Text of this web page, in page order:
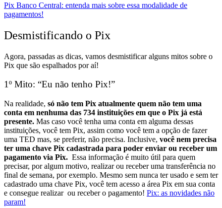
Pix Banco Central: entenda mais sobre essa modalidade de
pagamentos!
Desmistificando o Pix
Agora, passadas as dicas, vamos desmistificar alguns mitos sobre o
Pix que são espalhados por aí!
1º Mito: “Eu não tenho Pix!”
Na realidade, só não tem Pix atualmente quem não tem uma
conta em nenhuma das 734 instituições em que o Pix já está
presente. Mas caso você tenha uma conta em alguma dessas
instituições, você tem Pix, assim como você tem a opção de fazer
uma TED mas, se preferir, não precisa. Inclusive, você nem precisa
ter uma chave Pix cadastrada para poder enviar ou receber um
pagamento via Pix. Essa informação é muito útil para quem
precisar, por algum motivo, realizar ou receber uma transferência no
final de semana, por exemplo. Mesmo sem nunca ter usado e sem ter
cadastrado uma chave Pix, você tem acesso a área Pix em sua conta
e consegue realizar ou receber o pagamento! Pix: as novidades não
param!